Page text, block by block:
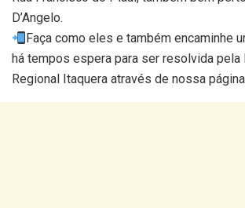
D’Angelo.
Faça como eles e também encaminhe
há tempos espera para ser resolvida pela
Regional Itaquera através de nossa